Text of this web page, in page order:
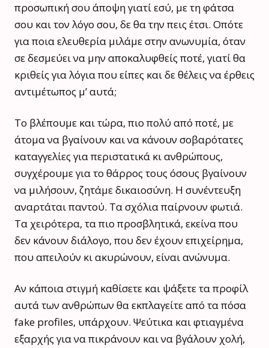
προσωπική σου άποψη γιατί εσύ, με τη φάτσα
σου και τον λόγο σου, δε θα την πεις έτσι. Οπότε
για ποια ελευθερία μιλάμε στην ανωνυμία, όταν
σε δεσμεύει να μην αποκαλυφθείς ποτέ, γιατί θα
κριθείς για λόγια που είπες και δε θέλεις να έρθεις
αντιμέτωπος μ’ αυτά;
Το βλέπουμε και τώρα, πιο πολύ από ποτέ, με
άτομα να βγαίνουν και να κάνουν σοβαρότατες
καταγγελίες για περιστατικά κι ανθρώπους,
συγχέρουμε για το θάρρος τους όσους βγαίνουν
να μιλήσουν, ζητάμε δικαιοσύνη. Η συνέντευξη
αναρτάται παντού. Τα σχόλια παίρνουν φωτιά.
Τα χειρότερα, τα πιο προσβλητικά, εκείνα που
δεν κάνουν διάλογο, που δεν έχουν επιχείρημα,
που απειλούν κι ακυρώνουν, είναι ανώνυμα.
Αν κάποια στιγμή καθίσετε και ψάξετε τα προφίλ
αυτά των ανθρώπων θα εκπλαγείτε από τα πόσα
fake profiles, υπάρχουν. Ψεύτικα και φτιαγμένα
εξαρχής για να πικράνουν και να βγάλουν χολή,